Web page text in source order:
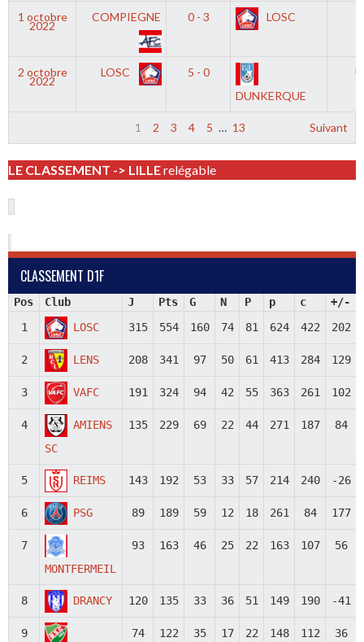
1 octobre
2022
COMPIEGNE 0 - 3 LOSC
2 octobre
2022
LOSC
5 - 0
DUNKERQUE
1 2 3 4 5 … 13 Suivant
LE CLASSEMENT -> LILLErelégable
CLASSEMENT D1F
Pos Club J Pts G N P p c
+/-
1
LOSC 315 554 160 74 81 624 422 202
2 LENS 208 341 97 50 61 413 284 129
3 VAFC 191 324 94 42 55 363 261 102
4
AMIENS
SC
135 229 69 22 44 271 187 84
5 REIMS 143 192 53 33 57 214 240 -26
6 PSG 89 189 59 12 18 261 84 177
7
MONTFERMEIL
93 163 46 25 22 163 107 56
8 DRANCY 120 135 33 36 51 149 190 -41
9
74 122 35 17 22 148 112 36